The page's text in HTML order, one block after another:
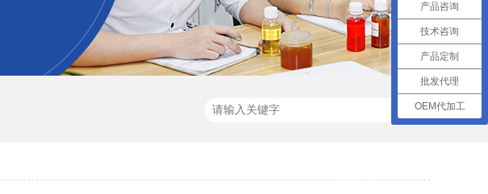
产品咨询
技术咨询
产品定制
批发代理
OEM代加工